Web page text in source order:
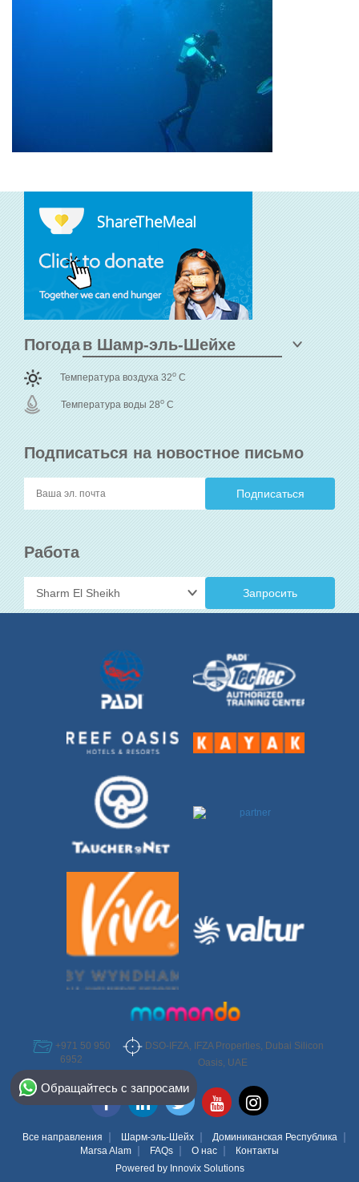
Подписаться на новостное письмо
Работа
Запросить
Погода
Температура воздуха 32o C
Температура воды 28o C
+971 50 950
6952
DSO-IFZA, IFZA Properties, Dubai Silicon
Oasis, UAE
Все направления Шарм-эль-Шейх
Доминиканская Республика
Marsa Alam
FAQs О нас
Контакты
Powered by Innovix Solutions
Обращайтесь с запросами
Select Destination
Egypt
Bahamas